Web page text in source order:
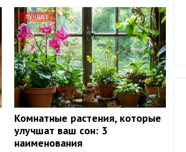
ЛУЧШЕЕ
Комнатные растения, которые
улучшат ваш сон: 3
наименования